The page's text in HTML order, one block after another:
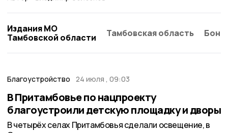
Издания МО
Тамбовской области
Тамбовская область
Благоустройство 24 июля , 09:03
В Притамбовье по нацпроекту
благоустроили детскую площадку и дворы
В четырёх селах Притамбовья сделали освещение, в